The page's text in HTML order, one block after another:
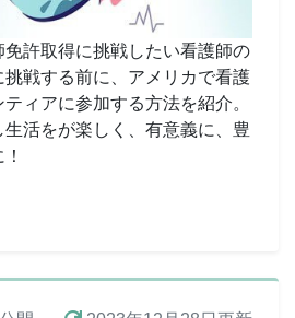
許取得に挑戦したい看護師の
戦する前に、アメリカで看護
ィアに参加する方法を紹介。
活をが楽しく、有意義に、豊